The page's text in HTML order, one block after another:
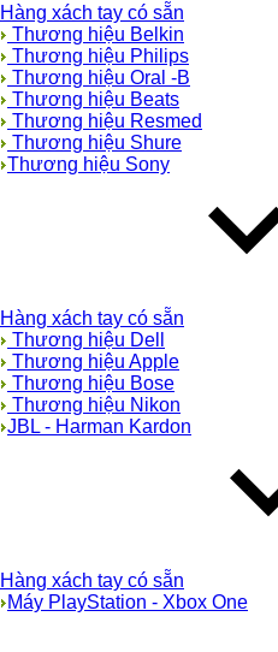
Hàng xách tay có sẵn
Thương hiệu Belkin
Thương hiệu Philips
Thương hiệu Oral -B
Thương hiệu Beats
Thương hiệu Resmed
Thương hiệu Shure
Thương hiệu Sony
Hàng xách tay có sẵn
Thương hiệu Dell
Thương hiệu Apple
Thương hiệu Bose
Thương hiệu Nikon
JBL - Harman Kardon
Hàng xách tay có sẵn
Máy PlayStation - Xbox One